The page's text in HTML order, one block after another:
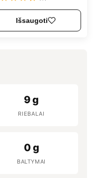
Išsaugoti
9 g
RIEBALAI
0 g
BALTYMAI